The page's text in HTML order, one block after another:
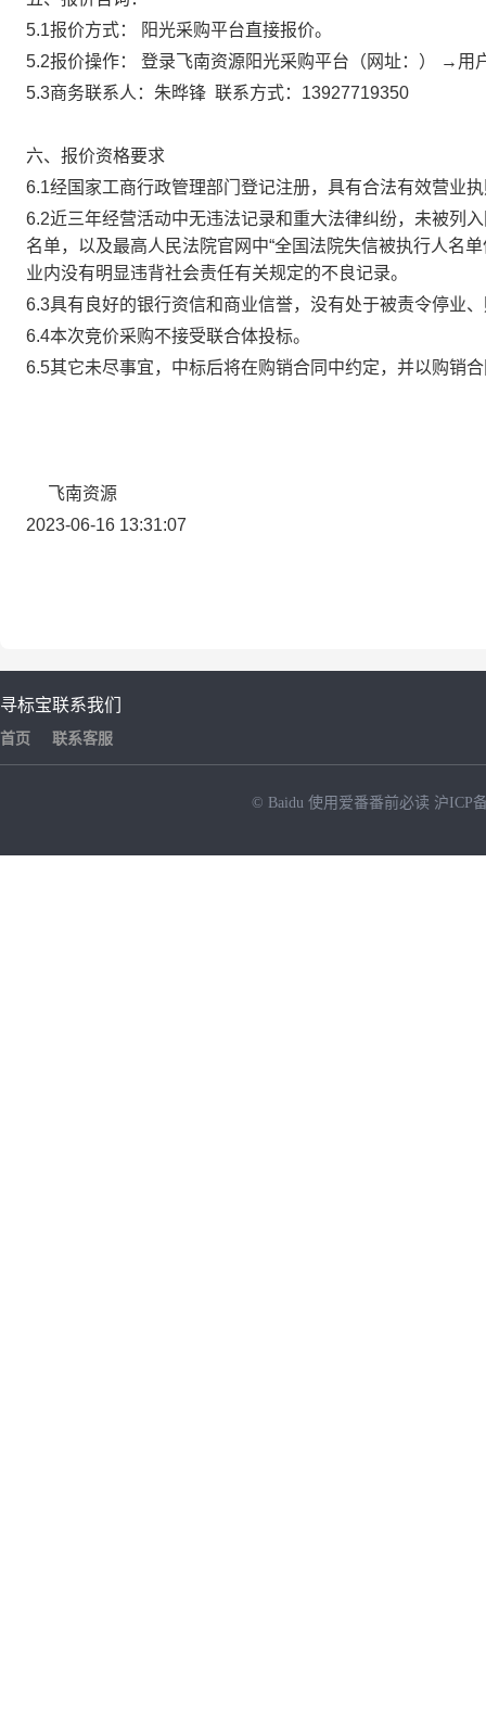
5.1报价方式：
阳光采购平台直接报价。
5.2报价操作：
登录飞南资源阳光采购平台（网址：） →
5.3商务联系人：朱晔锋 联系方式：13927719350
六、报价资格要求
6.1经国家工商行政管理部门登记注册，具有合法有效营业
6.2近三年经营活动中无违法记录和重大法律纠纷，未被列
名单，以及最高人民法院官网中“全国法院失信被执行人名
业内没有明显违背社会责任有关规定的不良记录。
6.3具有良好的银行资信和商业信誉，没有处于被责令停业
6.4本次竞价采购不接受联合体投标。
6.5其它未尽事宜，中标后将在购销合同中约定，并以购销
飞南资源
2023-06-16 13:31:07
寻标宝
首页
联系我们
联系客服
© Baidu 使用爱番番前必读 沪ICP